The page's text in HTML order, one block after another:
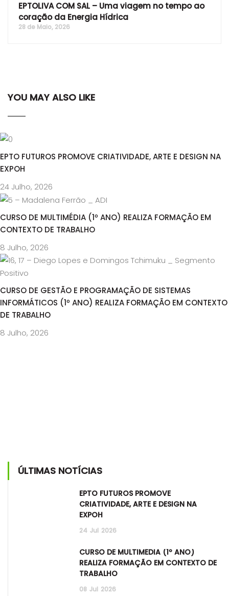
EPTOLIVA COM SAL – Uma viagem no tempo ao
coração da Energia Hídrica
28 de Maio, 2026
YOU MAY ALSO LIKE
EPTO FUTUROS PROMOVE CRIATIVIDADE, ARTE E DESIGN NA
EXPOH
24 Julho, 2026
CURSO DE MULTIMÉDIA (1º ANO) REALIZA FORMAÇÃO EM
CONTEXTO DE TRABALHO
8 Julho, 2026
CURSO DE GESTÃO E PROGRAMAÇÃO DE SISTEMAS
INFORMÁTICOS (1º ANO) REALIZA FORMAÇÃO EM CONTEXTO
DE TRABALHO
8 Julho, 2026
ÚLTIMAS NOTÍCIAS
EPTO FUTUROS PROMOVE
CRIATIVIDADE, ARTE E DESIGN NA
EXPOH
24 Jul 2026
CURSO DE MULTIMÉDIA (1º ANO)
REALIZA FORMAÇÃO EM CONTEXTO DE
TRABALHO
08 Jul 2026